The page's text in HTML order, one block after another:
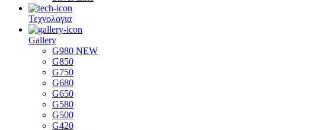
Τεχνολογια
Gallery
G980 NEW
G850
G750
G680
G650
G580
G500
G420